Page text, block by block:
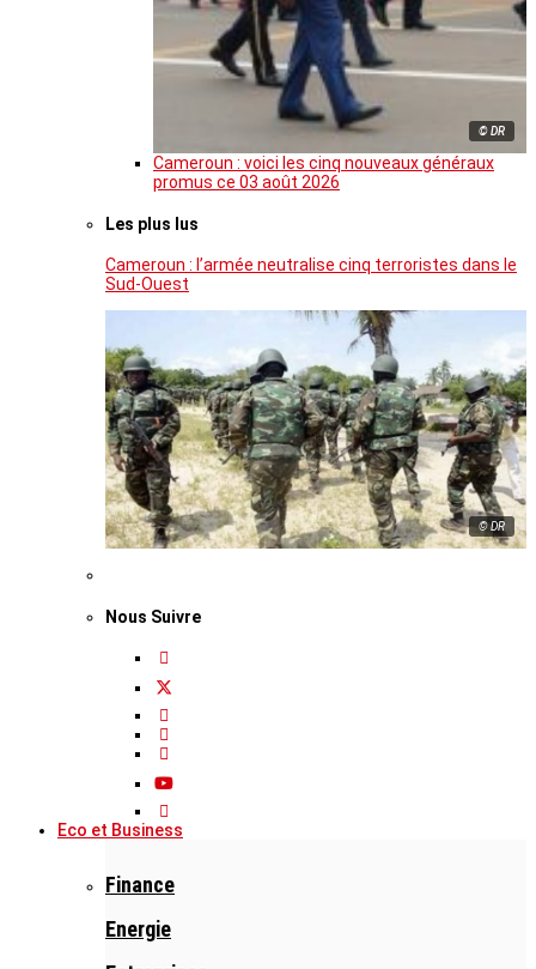
© DR
Cameroun : voici les cinq nouveaux généraux
promus ce 03 août 2026
Les plus lus
Cameroun : l’armée neutralise cinq terroristes dans le
Sud-Ouest
© DR
Nous Suivre
Eco et Business
Finance
Energie